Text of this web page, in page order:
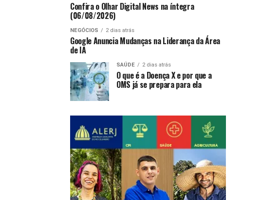
Confira o Olhar Digital News na íntegra
(06/08/2026)
NEGÓCIOS 2 dias atrás
Google Anuncia Mudanças na Liderança da Área
de IA
SAÚDE 2 dias atrás
O que é a Doença X e por que a
OMS já se prepara para ela